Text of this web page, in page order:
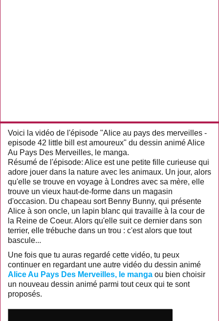
Voici la vidéo de l'épisode "Alice au pays des merveilles -
episode 42 little bill est amoureux" du dessin animé Alice
Au Pays Des Merveilles, le manga.
Résumé de l'épisode: Alice est une petite fille curieuse qui
adore jouer dans la nature avec les animaux. Un jour, alors
qu'elle se trouve en voyage à Londres avec sa mère, elle
trouve un vieux haut-de-forme dans un magasin
d'occasion. Du chapeau sort Benny Bunny, qui présente
Alice à son oncle, un lapin blanc qui travaille à la cour de
la Reine de Coeur. Alors qu'elle suit ce dernier dans son
terrier, elle trébuche dans un trou : c'est alors que tout
bascule...
Une fois que tu auras regardé cette vidéo, tu peux
continuer en regardant une autre vidéo du dessin animé
Alice Au Pays Des Merveilles, le manga ou bien choisir
un nouveau dessin animé parmi tout ceux qui te sont
proposés.